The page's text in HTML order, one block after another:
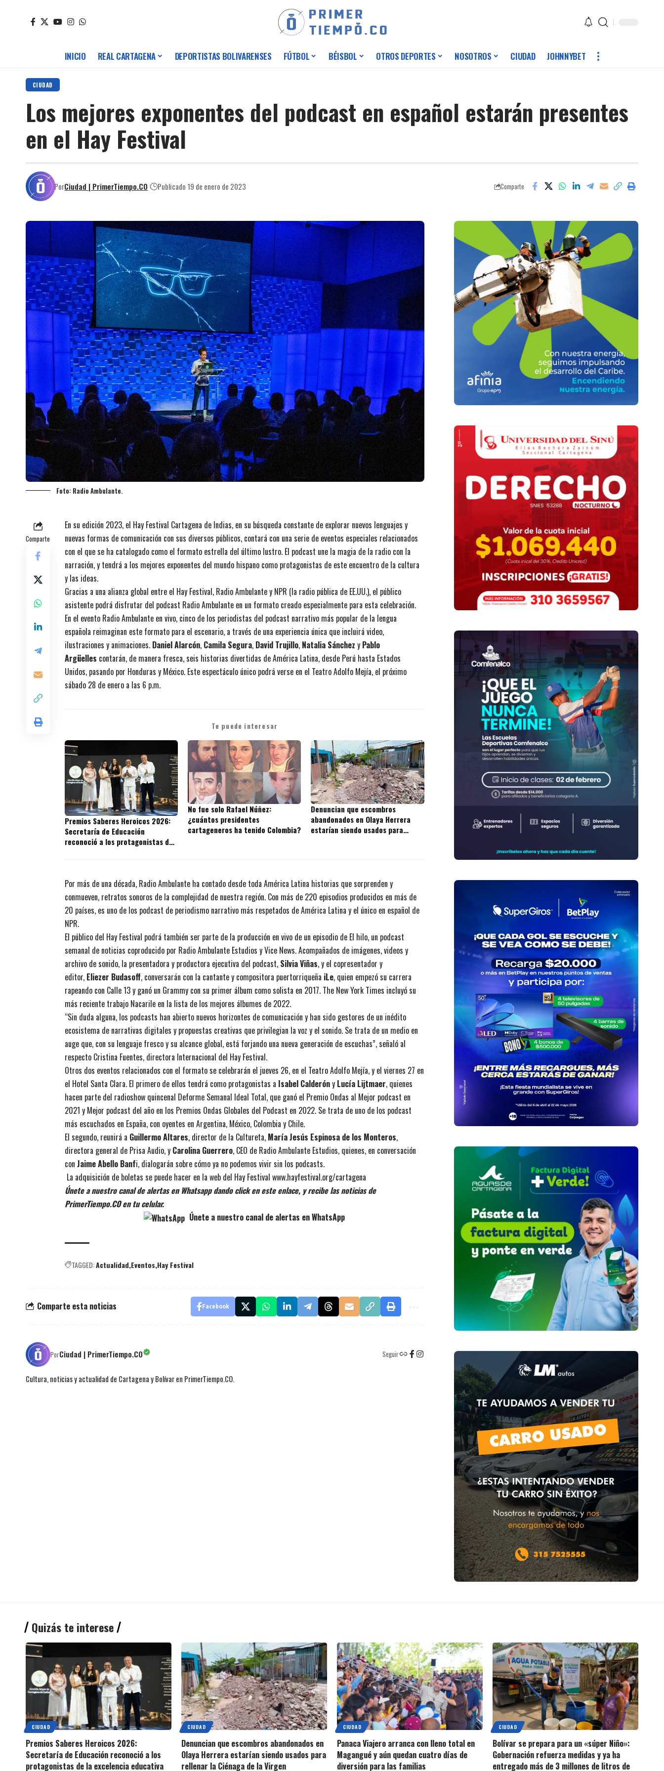
INICIO REAL CARTAGENA DEPORTISTAS BOLIVARENSES FÚTBOL BÉISBOL OTROS DEPORTES NOSOTROS CIUDAD JOHNNYBET
CIUDAD
Los mejores exponentes del podcast en español estarán presentes
en el Hay Festival
PorCiudad | PrimerTiempo.CO Publicado 19 de enero de 2023 Comparte
Foto: Radio Ambulante.
Comparte
En su edición 2023, el Hay Festival Cartagena de Indias, en su búsqueda constante de explorar nuevos lenguajes y
nuevas formas de comunicación con sus diversos públicos, contará con una serie de eventos especiales relacionados
con el que se ha catalogado como el formato estrella del último lustro. El podcast une la magia de la radio con la
narración, y tendrá a los mejores exponentes del mundo hispano como protagonistas de este encuentro de la cultura
y las ideas.
Gracias a una alianza global entre el Hay Festival, Radio Ambulante y NPR (la radio pública de EE.UU.), el público
asistente podrá disfrutar del podcast Radio Ambulante en un formato creado especialmente para esta celebración.
En el evento Radio Ambulante en vivo, cinco de los periodistas del podcast narrativo más popular de la lengua
española reimaginan este formato para el escenario, a través de una experiencia única que incluirá video,
ilustraciones y animaciones. Daniel Alarcón, Camila Segura, David Trujillo, Natalia Sánchez y Pablo
Argüelles contarán, de manera fresca, seis historias divertidas de América Latina, desde Perú hasta Estados
Unidos, pasando por Honduras y México. Este espectáculo único podrá verse en el Teatro Adolfo Mejía, el próximo
sábado 28 de enero a las 6 p.m.
Te puede interesar
Premios Saberes Heroicos 2026:
Secretaría de Educación
reconoció a los protagonistas de
No fue solo Rafael Núñez:
¿cuántos presidentes
cartageneros ha tenido Colombia?
Denuncian que escombros
abandonados en Olaya Herrera
estarían siendo usados para
Por más de una década, Radio Ambulante ha contado desde toda América Latina historias que sorprenden y
conmueven, retratos sonoros de la complejidad de nuestra región. Con más de 220 episodios producidos en más de
20 países, es uno de los podcast de periodismo narrativo más respetados de América Latina y el único en español de
NPR.
El público del Hay Festival podrá también ser parte de la producción en vivo de un episodio de El hilo, un podcast
semanal de noticias coproducido por Radio Ambulante Estudios y Vice News. Acompañados de imágenes, videos y
archivo de sonido, la presentadora y productora ejecutiva del podcast, Silvia Viñas, y el copresentador y
editor, Eliezer Budasoff, conversarán con la cantante y compositora puertorriqueña iLe, quien empezó su carrera
rapeando con Calle 13 y ganó un Grammy con su primer álbum como solista en 2017. The New York Times incluyó su
más reciente trabajo Nacarile en la lista de los mejores álbumes de 2022.
“Sin duda alguna, los podcasts han abierto nuevos horizontes de comunicación y han sido gestores de un inédito
ecosistema de narrativas digitales y propuestas creativas que privilegian la voz y el sonido. Se trata de un medio en
auge que, con su lenguaje fresco y su alcance global, está forjando una nueva generación de escuchas”, señaló al
respecto Cristina Fuentes, directora Internacional del Hay Festival.
Otros dos eventos relacionados con el formato se celebrarán el jueves 26, en el Teatro Adolfo Mejía, y el viernes 27 en
el Hotel Santa Clara. El primero de ellos tendrá como protagonistas a Isabel Calderóny Lucía Lijtmaer, quienes
hacen parte del radioshow quincenal Deforme Semanal Ideal Total, que ganó el Premio Ondas al Mejor podcast en
2021 y Mejor podcast del año en los Premios Ondas Globales del Podcast en 2022. Se trata de uno de los podcast
más escuchados en España, con oyentes en Argentina, México, Colombia y Chile.​
El segundo, reunirá a Guillermo Altares, director de la Cultureta, María Jesús Espinosa de los Monteros,
directora general de Prisa Audio, y Carolina Guerrero, CEO de Radio Ambulante Estudios, quienes, en conversación
con Jaime Abello Banfi, dialogarán sobre cómo ya no podemos vivir sin los podcasts.
La adquisición de boletas se puede hacer en la web del Hay Festival www.hayfestival.org/cartagena
Únete a nuestro canal de alertas en Whatsapp dando click en este enlace, y recibe las noticias de
PrimerTiempo.CO en tu celular.
Únete a nuestro canal de alertas en WhatsApp
TAGGED:Actualidad Eventos Hay Festival
Comparte esta noticias Facebook
PorCiudad | PrimerTiempo.CO Seguir
Cultura, noticias y actualidad de Cartagena y Bolívar en PrimerTiempo.CO.
Quizás te interese
CIUDAD
Premios Saberes Heroicos 2026:
Secretaría de Educación reconoció a los
protagonistas de la excelencia educativa
CIUDAD
Denuncian que escombros abandonados en
Olaya Herrera estarían siendo usados para
rellenar la Ciénaga de la Virgen
CIUDAD
Panaca Viajero arranca con lleno total en
Magangué y aún quedan cuatro días de
diversión para las familias
CIUDAD
Bolívar se prepara para un «súper Niño»:
Gobernación refuerza medidas y ya ha
entregado más de 3 millones de litros de